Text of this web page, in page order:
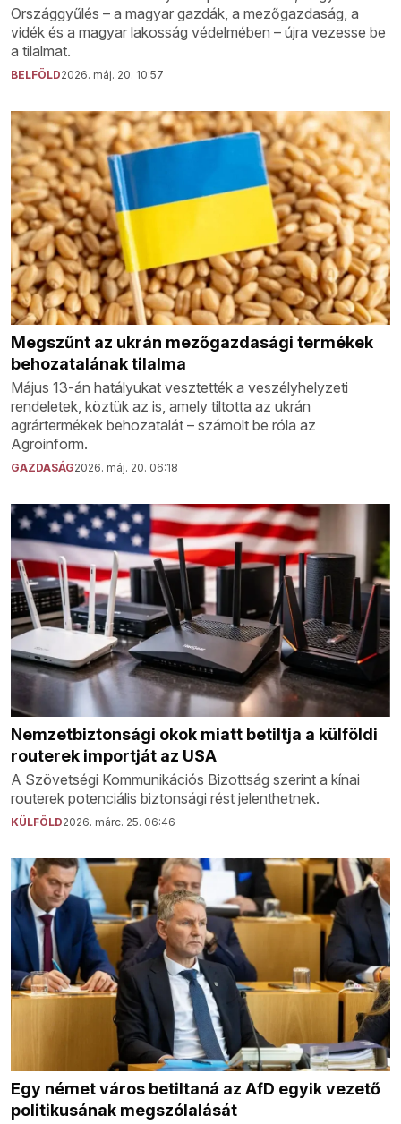
Országgyűlés – a magyar gazdák, a mezőgazdaság, a
vidék és a magyar lakosság védelmében – újra vezesse be
a tilalmat.
BELFÖLD2026. máj. 20. 10:57
Megszűnt az ukrán mezőgazdasági termékek
behozatalának tilalma
Május 13-án hatályukat vesztették a veszélyhelyzeti
rendeletek, köztük az is, amely tiltotta az ukrán
agrártermékek behozatalát – számolt be róla az
Agroinform.
GAZDASÁG2026. máj. 20. 06:18
Nemzetbiztonsági okok miatt betiltja a külföldi
routerek importját az USA
A Szövetségi Kommunikációs Bizottság szerint a kínai
routerek potenciális biztonsági rést jelenthetnek.
KÜLFÖLD2026. márc. 25. 06:46
Egy német város betiltaná az AfD egyik vezető
politikusának megszólalását